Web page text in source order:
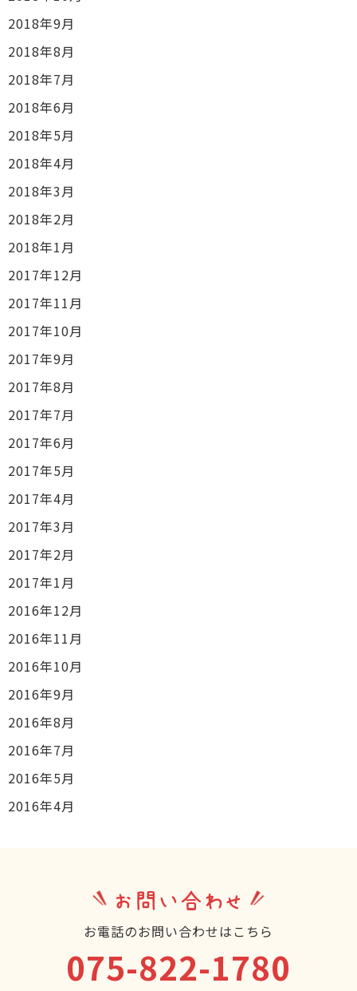
2018年9月
2018年8月
2018年7月
2018年6月
2018年5月
2018年4月
2018年3月
2018年2月
2018年1月
2017年12月
2017年11月
2017年10月
2017年9月
2017年8月
2017年7月
2017年6月
2017年5月
2017年4月
2017年3月
2017年2月
2017年1月
2016年12月
2016年11月
2016年10月
2016年9月
2016年8月
2016年7月
2016年5月
2016年4月
お問い合わせ
お電話のお問い合わせはこちら
075-822-1780